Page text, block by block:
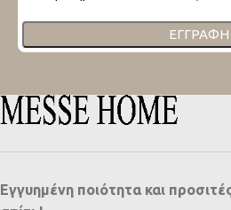
ΕΓΓΡΑΦΉ
Εγγυημένη ποιότητα και